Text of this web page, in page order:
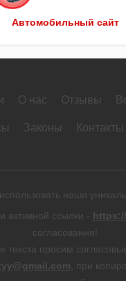
Автомобильный сайт
О нас Отзывы
Законы Контакты
наши
активной ссылки -
согласования!
текста просим
, при